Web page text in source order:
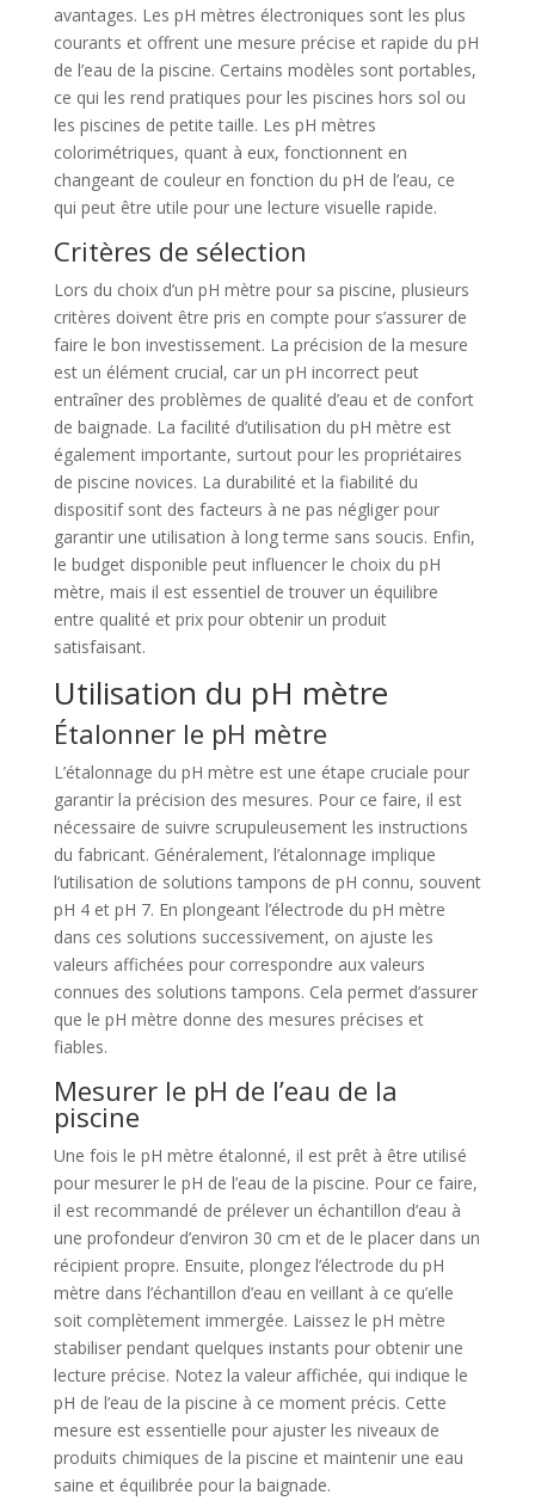
avantages. Les pH mètres électroniques sont les plus
courants et offrent une mesure précise et rapide du pH
de l’eau de la piscine. Certains modèles sont portables,
ce qui les rend pratiques pour les piscines hors sol ou
les piscines de petite taille. Les pH mètres
colorimétriques, quant à eux, fonctionnent en
changeant de couleur en fonction du pH de l’eau, ce
qui peut être utile pour une lecture visuelle rapide.
Critères de sélection
Lors du choix d’un pH mètre pour sa piscine, plusieurs
critères doivent être pris en compte pour s’assurer de
faire le bon investissement. La précision de la mesure
est un élément crucial, car un pH incorrect peut
entraîner des problèmes de qualité d’eau et de confort
de baignade. La facilité d’utilisation du pH mètre est
également importante, surtout pour les propriétaires
de piscine novices. La durabilité et la fiabilité du
dispositif sont des facteurs à ne pas négliger pour
garantir une utilisation à long terme sans soucis. Enfin,
le budget disponible peut influencer le choix du pH
mètre, mais il est essentiel de trouver un équilibre
entre qualité et prix pour obtenir un produit
satisfaisant.
Utilisation du pH mètre
Étalonner le pH mètre
L’étalonnage du pH mètre est une étape cruciale pour
garantir la précision des mesures. Pour ce faire, il est
nécessaire de suivre scrupuleusement les instructions
du fabricant. Généralement, l’étalonnage implique
l’utilisation de solutions tampons de pH connu, souvent
pH 4 et pH 7. En plongeant l’électrode du pH mètre
dans ces solutions successivement, on ajuste les
valeurs affichées pour correspondre aux valeurs
connues des solutions tampons. Cela permet d’assurer
que le pH mètre donne des mesures précises et
fiables.
Mesurer le pH de l’eau de la
piscine
Une fois le pH mètre étalonné, il est prêt à être utilisé
pour mesurer le pH de l’eau de la piscine. Pour ce faire,
il est recommandé de prélever un échantillon d’eau à
une profondeur d’environ 30 cm et de le placer dans un
récipient propre. Ensuite, plongez l’électrode du pH
mètre dans l’échantillon d’eau en veillant à ce qu’elle
soit complètement immergée. Laissez le pH mètre
stabiliser pendant quelques instants pour obtenir une
lecture précise. Notez la valeur affichée, qui indique le
pH de l’eau de la piscine à ce moment précis. Cette
mesure est essentielle pour ajuster les niveaux de
produits chimiques de la piscine et maintenir une eau
saine et équilibrée pour la baignade.